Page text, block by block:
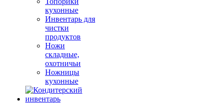
кухонные
Инвентарь для
чистки
продуктов
Ножи
складные,
охотничьи
Ножницы
кухонные